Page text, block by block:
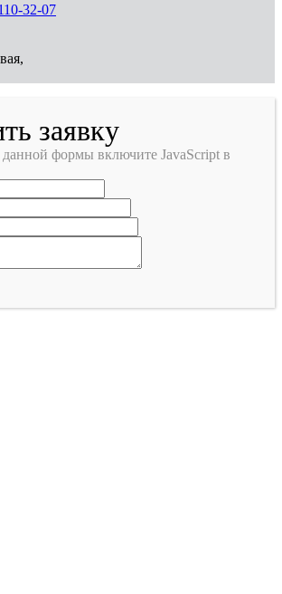
32-07
заявку
данной формы включите JavaScript в